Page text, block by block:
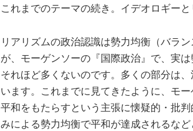
これまでのテーマの続き。イデオロギーと
リアリズムの政治認識は勢力均衡（バラ
が、モーゲンソーの『国際政治』で、実
それほど多くないのです。多くの部分は
います。これまでに見てきたように、モ
平和をもたらすという主張に懐疑的・批
みによる勢力均衡で平和が達成されるなど